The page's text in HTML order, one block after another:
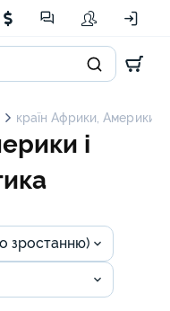
країн Африки, Америки і
і
зростанню)